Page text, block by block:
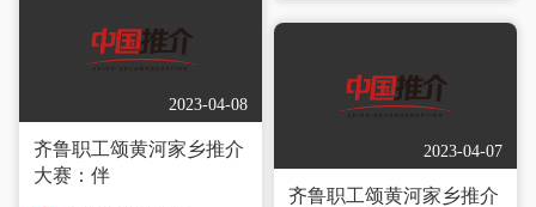
2023-04-08
齐鲁职工颂黄河家乡推介
大赛：伴
2023-04-07
齐鲁职工颂黄河家乡推介